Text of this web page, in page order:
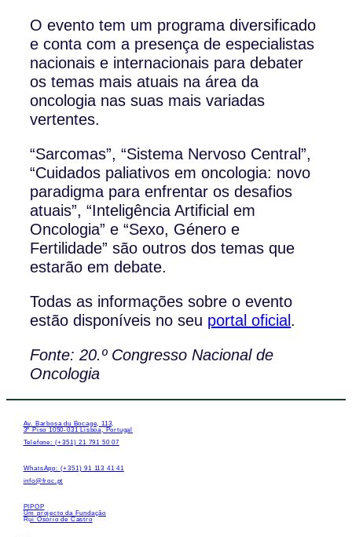
O evento tem um programa diversificado
e conta com a presença de especialistas
nacionais e internacionais para debater
os temas mais atuais na área da
oncologia nas suas mais variadas
vertentes.
“Sarcomas”, “Sistema Nervoso Central”,
“Cuidados paliativos em oncologia: novo
paradigma para enfrentar os desafios
atuais”, “Inteligência Artificial em
Oncologia” e “Sexo, Género e
Fertilidade” são outros dos temas que
estarão em debate.
Todas as informações sobre o evento
estão disponíveis no seu portal oficial .
Fonte: 20.º Congresso Nacional de
Oncologia
Av. Barbosa du Bocage, 113,
3º Piso 1050-031 Lisboa, Portugal
Telefone: (+351) 21 791 50 07
WhatsApp: (+351) 91 113 41 41
info@froc.pt
PIPOP
Um projecto da Fundação
Rui Osório de Castro